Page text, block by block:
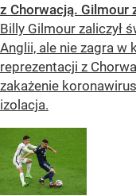
z Chorwacją. Gilmour
Billy Gilmour zaliczył
Anglii, ale nie zagra
reprezentacji z
zakażenie
izolacja.